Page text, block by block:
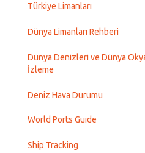
Türkiye Limanları
Dünya Limanları Rehberi
Dünya Denizleri ve Dünya
İzleme
Deniz Hava Durumu
World Ports Guide
Ship Tracking